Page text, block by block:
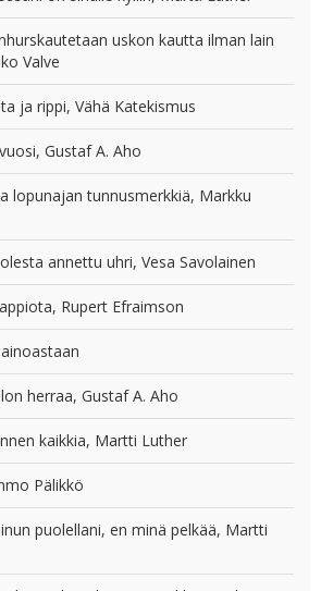
uskon kautta ilman lain
Valve
ja rippi, Vähä Katekismus
Gustaf A. Aho
lopunajan tunnusmerkkiä, Markku
annettu uhri, Vesa Savolainen
Rupert Efraimson
herraa, Gustaf A. Aho
kaikkia, Martti Luther
Pälikkö
puolellani, en minä pelkää, Martti